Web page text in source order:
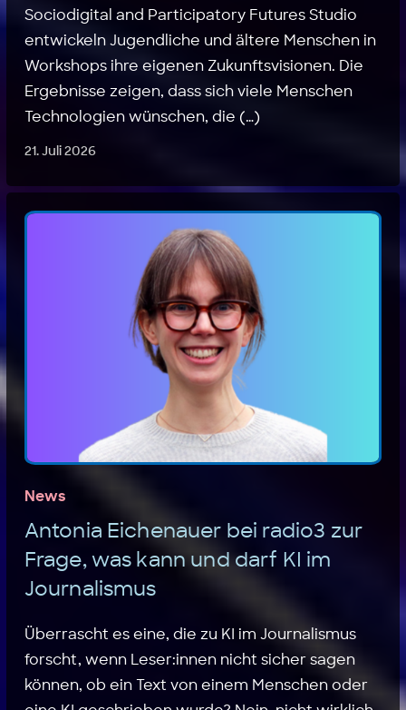
Sociodigital and Participatory Futures Studio
entwickeln Jugendliche und ältere Menschen in
Workshops ihre eigenen Zukunftsvisionen. Die
Ergebnisse zeigen, dass sich viele Menschen
Technologien wünschen, die (…)
21. Juli 2026
News
Antonia Eichenauer bei radio3 zur
Frage, was kann und darf KI im
Journalismus
Überrascht es eine, die zu KI im Journalismus
forscht, wenn Leser:innen nicht sicher sagen
können, ob ein Text von einem Menschen oder